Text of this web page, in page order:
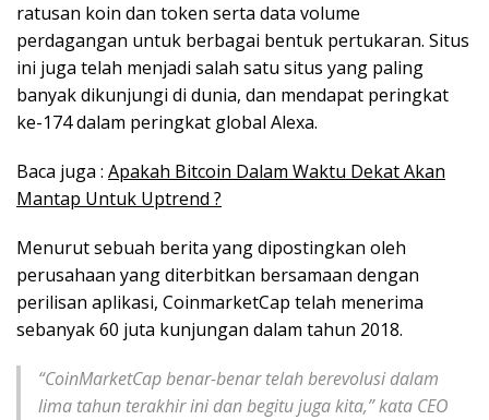
ratusan koin dan token serta data volume
perdagangan untuk berbagai bentuk pertukaran. Situs
ini juga telah menjadi salah satu situs yang paling
banyak dikunjungi di dunia, dan mendapat peringkat
ke-174 dalam peringkat global Alexa.
Baca juga : Apakah Bitcoin Dalam Waktu Dekat Akan
Mantap Untuk Uptrend ?
Menurut sebuah berita yang dipostingkan oleh
perusahaan yang diterbitkan bersamaan dengan
perilisan aplikasi, CoinmarketCap telah menerima
sebanyak 60 juta kunjungan dalam tahun 2018.
“CoinMarketCap benar-benar telah berevolusi dalam
lima tahun terakhir ini dan begitu juga kita,” kata CEO